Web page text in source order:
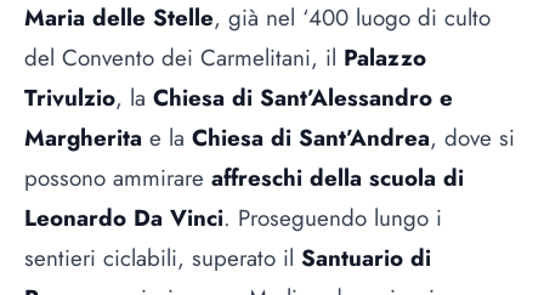
Maria delle Stelle, già nel ‘400 luogo di culto
del Convento dei Carmelitani, il Palazzo
Trivulzio, la Chiesa di Sant’Alessandro e
Margherita e la Chiesa di Sant’Andrea, dove si
possono ammirare affreschi della scuola di
Leonardo Da Vinci. Proseguendo lungo i
sentieri ciclabili, superato il Santuario di